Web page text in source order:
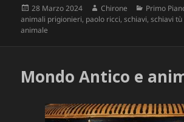
Scritto
il
28 Marzo 2024 Autore
Chirone Categorie
Primo
animali prigionieri, paolo ricci,schiavi,schiavi
animale
Mondo Antico e